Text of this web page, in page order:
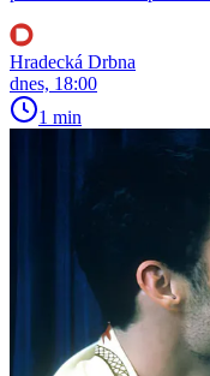
Hradecká Drbna
dnes, 18:00
1 min